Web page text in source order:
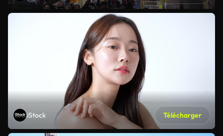
iStock Télécharger